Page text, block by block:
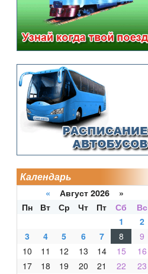
Календарь
« Август 2026 »
Пн
Вт Ср Чт Пт Сб
Вс
1
2
3
4 5 6 7 8
9
10
11 12 13 14 15
16
17
18 19 20 21 22
23